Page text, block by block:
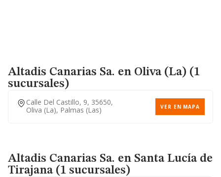
Altadis Canarias Sa. en Oliva (La) (1
sucursales)
Calle Del Castillo, 9, 35650,
Oliva (la), Palmas (las)
VER EN MAPA
Altadis Canarias Sa. en Santa Lucía de
Tirajana (1 sucursales)